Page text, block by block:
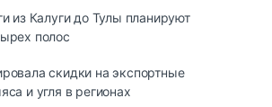
из Калуги до Тулы планируют
полос
скидки на экспортные
и угля в регионах